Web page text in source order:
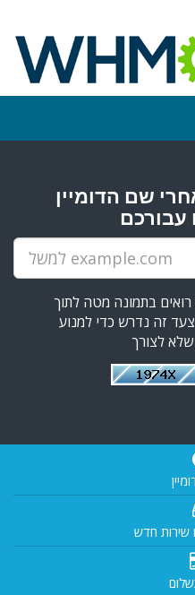
שם הדומיין
בתמונה מטה לתוך
זה נדרש כדי למנוע
שירות חדש